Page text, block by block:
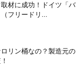
取材に成功！ドイツ「バ
フリードリ...
リン桶なの？製造元の